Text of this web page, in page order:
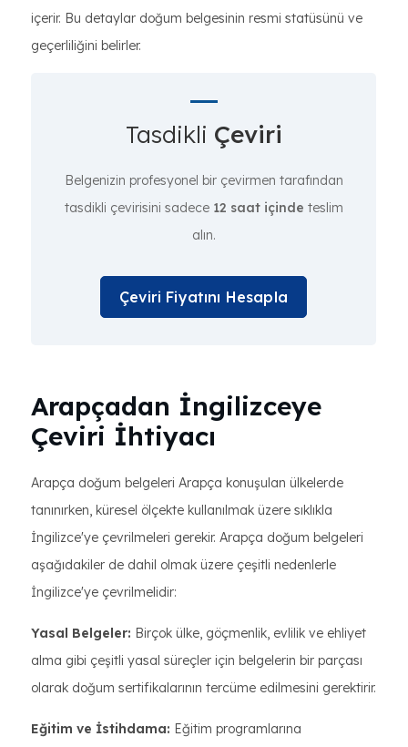
içerir. Bu detaylar doğum belgesinin resmi statüsünü ve
geçerliliğini belirler.
Tasdikli Çeviri
Belgenizin profesyonel bir çevirmen tarafından
tasdikli çevirisini sadece 12 saat içinde teslim
alın.
Çeviri Fiyatını Hesapla
Arapçadan İngilizceye
Çeviri İhtiyacı
Arapça doğum belgeleri Arapça konuşulan ülkelerde
tanınırken, küresel ölçekte kullanılmak üzere sıklıkla
İngilizce'ye çevrilmeleri gerekir. Arapça doğum belgeleri
aşağıdakiler de dahil olmak üzere çeşitli nedenlerle
İngilizce'ye çevrilmelidir:
Yasal Belgeler: Birçok ülke, göçmenlik, evlilik ve ehliyet
alma gibi çeşitli yasal süreçler için belgelerin bir parçası
olarak doğum sertifikalarının tercüme edilmesini gerektirir.
Eğitim ve İstihdama: Eğitim programlarına